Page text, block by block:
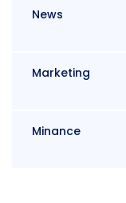
News
Marketing
Minance